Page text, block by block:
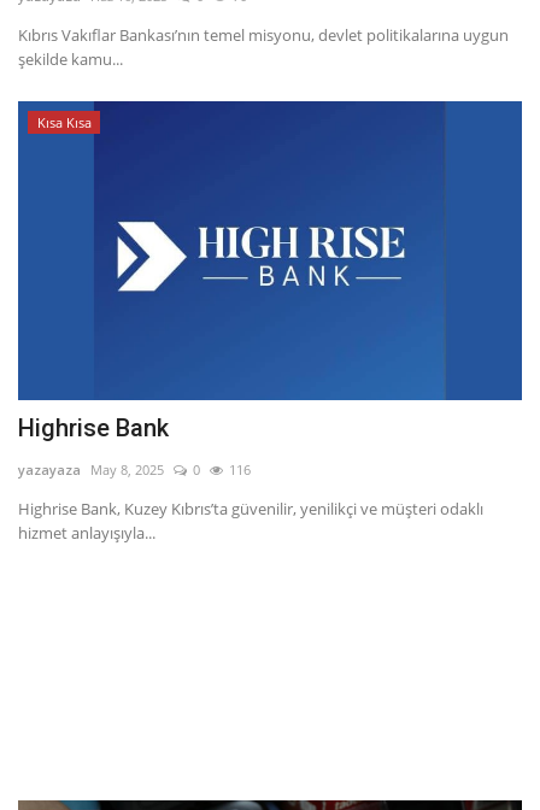
Dil
Kıbrıs Vakıflar Bankası’nın temel misyonu, devlet politikalarına uygun
şekilde kamu...
Kısa Kısa
Highrise Bank
yazayaza May 8, 2025 0 116
Highrise Bank, Kuzey Kıbrıs’ta güvenilir, yenilikçi ve müşteri odaklı
hizmet anlayışıyla...